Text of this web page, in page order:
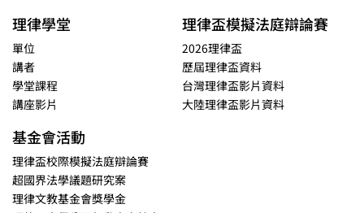
理律學堂
單位
講者
學堂課程
講座影片
理律盃模擬法庭辯論賽
2026理律盃
歷屆理律盃資料
台灣理律盃影片資料
大陸理律盃影片資料
基金會活動
理律盃校際模擬法庭辯論賽
超國界法學議題研究案
理律文教基金會獎學金